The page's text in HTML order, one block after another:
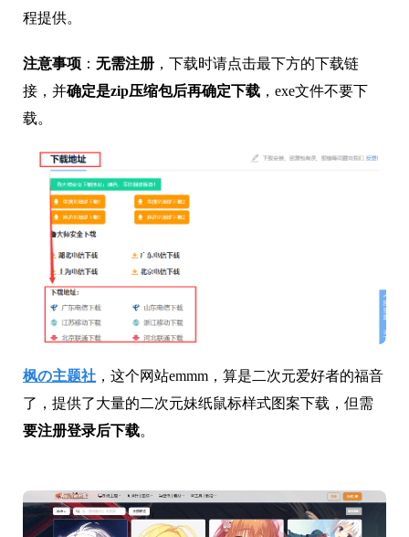
程提供。
注意事项 ： 无需注册 ，下载时请点击最下方的下载链
接，并确定是zip压缩包后再确定下载 ，exe文件不要下
载。
枫の主题社 ，这个网站emmm，算是二次元爱好者的福音
了，提供了大量的二次元妹纸鼠标样式图案下载，但需
要注册登录后下载。